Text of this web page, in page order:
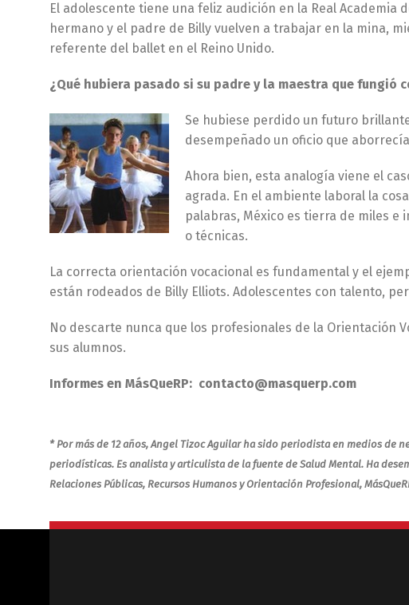
El adolescente tiene una feliz audición en la Real
hermano y el padre de Billy vuelven a trabajar en la mina,
referente del ballet en el Reino Unido.
¿Qué hubiera pasado si su padre y la maestra que
Se hubiese perdido un futuro
desempeñado un oficio que
Ahora bien, esta analogía viene el
agrada. En el ambiente laboral la
palabras, México es tierra de miles
o técnicas.
La correcta orientación vocacional es fundamental y el
están rodeados de Billy Elliots. Adolescentes con talento,
No descarte nunca que los profesionales de la Orientación
sus alumnos.
Informes en MásQueRP: contacto@masquerp.com
* Por más de 12 años, Angel Tizoc Aguilar ha sido periodista en medios
periodísticas. Es analista y articulista de la fuente de Salud Mental. Ha
Relaciones Públicas, Recursos Humanos y Orientación Profesional,